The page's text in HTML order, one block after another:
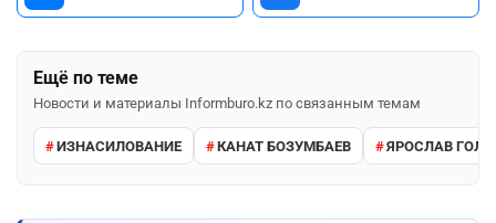
Ещё по теме
Новости и материалы Informburo.kz по связанным темам
ИЗНАСИЛОВАНИЕ КАНАТ БОЗУМБАЕВ ЯРОСЛАВ